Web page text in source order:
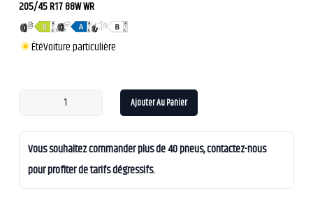
205/45 R17 88W WR
ÉtéVoiture particulière
Ajouter Au Panier
Vous souhaitez commander plus de 40 pneus, contactez-nous
pour profiter de tarifs dégressifs.